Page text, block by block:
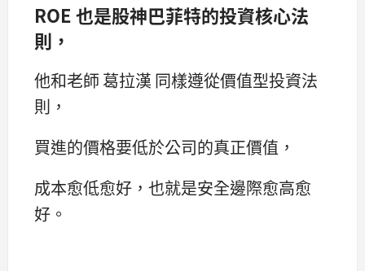
ROE 也是股神巴菲特的投資核心法
則，
他和老師 葛拉漢 同樣遵從價值型投資法
則，
買進的價格要低於公司的真正價值，
成本愈低愈好，也就是安全邊際愈高愈
好。